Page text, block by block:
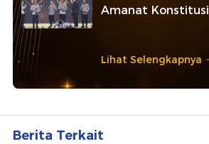
Amanat Konstitusi
Lihat Selengkapnya
Berita Terkait